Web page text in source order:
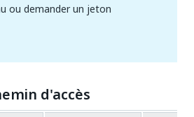
ou demander un jeton
d'accès